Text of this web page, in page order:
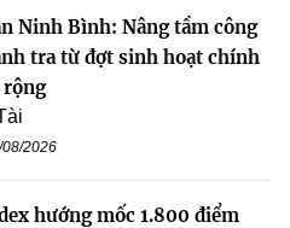
Ninh Bình: Nâng tầm công
tra từ đợt sinh hoạt chính
2026
hướng mốc 1.800 điểm